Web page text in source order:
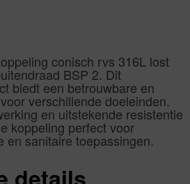
conisch rvs 316L lost
BSP 2. Dit
biedt een betrouwbare en
verschillende doeleinden.
en uitstekende resistentie
koppeling perfect voor
en sanitaire toepassingen.